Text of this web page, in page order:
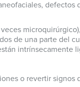
defectos
de una parte del
intrínsecamente
o revertir signos